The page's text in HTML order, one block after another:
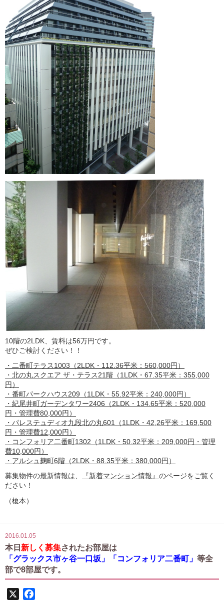
10階の2LDK、賃料は56万円です。
ぜひご検討ください！！
・二番町テラス1003（2LDK・112.36平米：560,000円）
・北の丸スクエア ザ・テラス21階（1LDK・67.35平米：355,000
円）
・番町パークハウス209（1LDK・55.92平米：240,000円）
・紀尾井町ガーデンタワー2406（2LDK・134.65平米：520,000
円・管理費80,000円）
・パレステュディオ九段北の丸601（1LDK・42,26平米：169,500
円・管理費12,000円）
・コンフォリア二番町1302（1LDK・50.32平米：209,000円・管理
費10,000円）
・アルシュ麹町6階（2LDK・88.35平米：380,000円）
募集物件の最新情報は、
『新着マンション情報』 のページをご覧く
ださい！
（榎本）
2016.01.05
本日 新しく募集されたお部屋は
「グラックス市ヶ谷一口坂」「コンフォリア二番町」 等全
部で8部屋です。